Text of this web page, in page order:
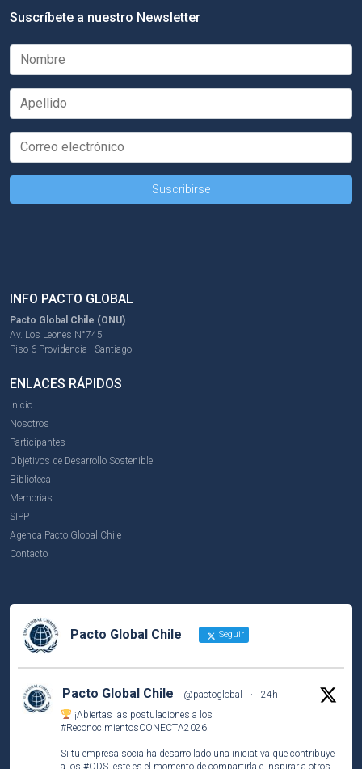
Suscríbete a nuestro Newsletter
INFO PACTO GLOBAL
Pacto Global Chile (ONU)
Av. Los Leones N°745
Piso 6 Providencia - Santiago
ENLACES RÁPIDOS
Inicio
Nosotros
Participantes
Objetivos de Desarrollo Sostenible
Biblioteca
Memorias
SIPP
Agenda Pacto Global Chile
Contacto
Pacto Global Chile Seguir
Pacto Global Chile @pactoglobal ·
24h
¡Abiertas las postulaciones a los
#ReconocimientosCONECTA2026!
Si tu empresa socia ha desarrollado una iniciativa que contribuye
a los #ODS , este es el momento de compartirla e inspirar a otros.